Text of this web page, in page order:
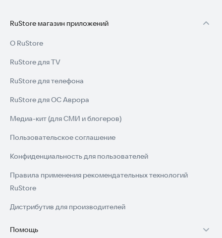
RuStore магазин приложений
О RuStore
RuStore для TV
RuStore для телефона
RuStore для ОС Аврора
Медиа-кит (для СМИ и блогеров)
Пользовательское соглашение
Конфиденциальность для пользователей
Правила применения рекомендательных технологий
RuStore
Дистрибутив для производителей
Помощь